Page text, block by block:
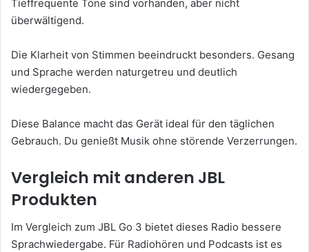
Tieffrequente Töne sind vorhanden, aber nicht
überwältigend.
Die Klarheit von Stimmen beeindruckt besonders. Gesang
und Sprache werden naturgetreu und deutlich
wiedergegeben.
Diese Balance macht das Gerät ideal für den täglichen
Gebrauch. Du genießt Musik ohne störende Verzerrungen.
Vergleich mit anderen JBL
Produkten
Im Vergleich zum JBL Go 3 bietet dieses Radio bessere
Sprachwiedergabe. Für Radiohören und Podcasts ist es